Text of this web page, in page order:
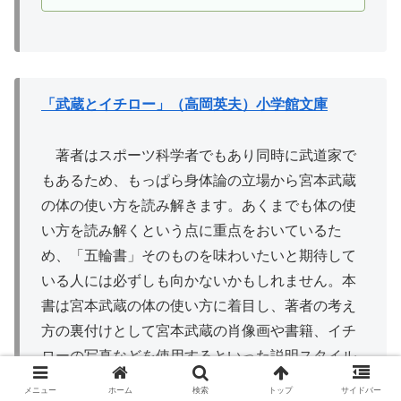
「武蔵とイチロー」（高岡英夫）小学館文庫
著者はスポーツ科学者でもあり同時に武道家で
もあるため、もっぱら身体論の立場から宮本武蔵
の体の使い方を読み解きます。あくまでも体の使
い方を読み解くという点に重点をおいているた
め、「五輪書」そのものを味わいたいと期待して
いる人には必ずしも向かないかもしれません。本
書は宮本武蔵の体の使い方に着目し、著者の考え
方の裏付けとして宮本武蔵の肖像画や書籍、イチ
ローの写真などを使用するといった説明スタイル
になっています。従来の「宮本武蔵」を扱った本
メニュー ホーム 検索 トップ サイドバー